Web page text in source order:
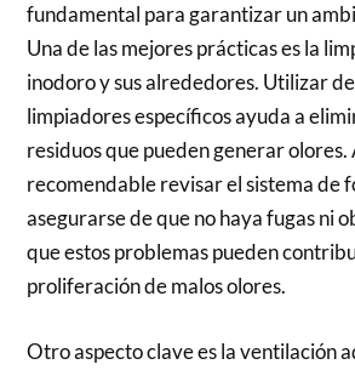
fundamental para garantizar un
Una de las mejores prácticas es la
inodoro y sus alrededores. Utilizar
limpiadores específicos ayuda a
residuos que pueden generar olores.
recomendable revisar el sistema de
asegurarse de que no haya fugas ni
que estos problemas pueden
proliferación de malos olores.
Otro aspecto clave es la ventilación